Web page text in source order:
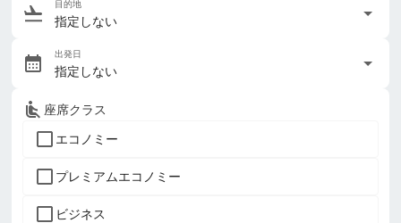
目的地
指定しない
出発日
指定しない
座席クラス
エコノミー
プレミアムエコノミー
ビジネス